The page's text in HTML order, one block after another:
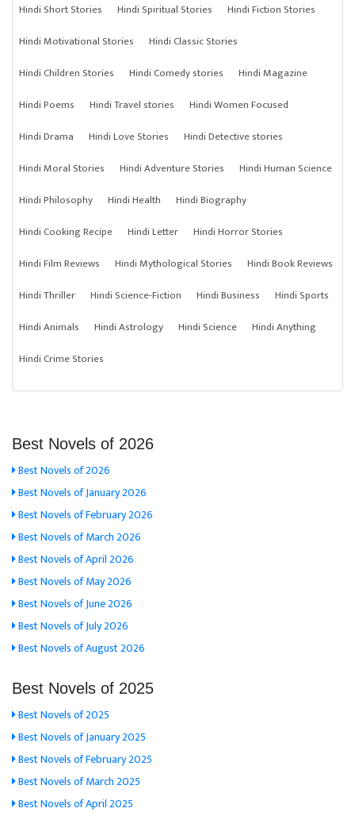
Hindi Short Stories Hindi Spiritual Stories
Hindi Fiction Stories
Hindi Motivational Stories
Hindi Classic Stories
Hindi Children Stories
Hindi Comedy stories
Hindi Magazine
Hindi Poems
Hindi Travel stories
Hindi Women Focused
Hindi Drama
Hindi Love Stories
Hindi Detective stories
Hindi Moral Stories
Hindi Adventure Stories
Hindi Human Science
Hindi Philosophy
Hindi Health
Hindi Biography
Hindi Cooking Recipe
Hindi Letter
Hindi Horror Stories
Hindi Film Reviews
Hindi Mythological Stories
Hindi Book Reviews
Hindi Thriller
Hindi Science-Fiction Hindi Business
Hindi Sports
Hindi Animals
Hindi Astrology Hindi Science
Hindi Anything
Hindi Crime Stories
Best Novels of 2026
Best Novels of 2026
Best Novels of January 2026
Best Novels of February 2026
Best Novels of March 2026
Best Novels of April 2026
Best Novels of May 2026
Best Novels of June 2026
Best Novels of July 2026
Best Novels of August 2026
Best Novels of 2025
Best Novels of 2025
Best Novels of January 2025
Best Novels of February 2025
Best Novels of March 2025
Best Novels of April 2025